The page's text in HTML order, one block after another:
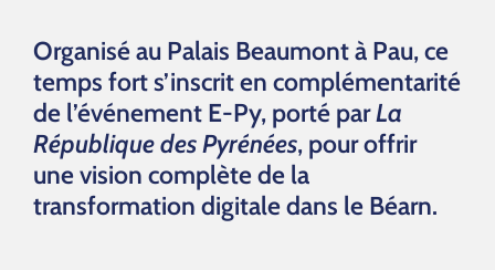
Organisé au Palais Beaumont à Pau, ce
temps fort s’inscrit en complémentarité
de l’événement E-Py, porté parLa
République des Pyrénées, pour offrir
une vision complète de la
transformation digitale dans le Béarn.